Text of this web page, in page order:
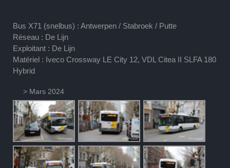
Bus X71 (snelbus) : Antwerpen / Stabroek / Putte
Réseau : De Lijn
Exploitant : De Lijn
Matériel : Iveco Crossway LE City 12, VDL Citea II SLFA 180
Hybrid
> Mars 2024